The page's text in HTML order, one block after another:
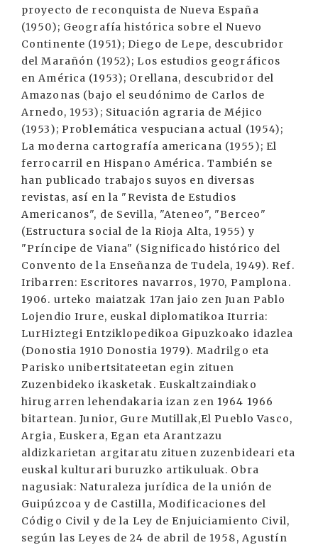
proyecto de reconquista de Nueva España
(1950); Geografía histórica sobre el Nuevo
Continente (1951); Diego de Lepe, descubridor
del Marañón (1952); Los estudios geográficos
en América (1953); Orellana, descubridor del
Amazonas (bajo el seudónimo de Carlos de
Arnedo, 1953); Situación agraria de Méjico
(1953); Problemática vespuciana actual (1954);
La moderna cartografía americana (1955); El
ferrocarril en Hispano América. También se
han publicado trabajos suyos en diversas
revistas, así en la "Revista de Estudios
Americanos", de Sevilla, "Ateneo", "Berceo"
(Estructura social de la Rioja Alta, 1955) y
"Príncipe de Viana" (Significado histórico del
Convento de la Enseñanza de Tudela, 1949). Ref.
Iribarren: Escritores navarros, 1970, Pamplona.
1906. urteko maiatzak 17an jaio zen Juan Pablo
Lojendio Irure, euskal diplomatikoa Iturria:
LurHiztegi Entziklopedikoa Gipuzkoako idazlea
(Donostia 1910 Donostia 1979). Madrilgo eta
Parisko unibertsitateetan egin zituen
Zuzenbideko ikasketak. Euskaltzaindiako
hirugarren lehendakaria izan zen 1964 1966
bitartean. Junior, Gure Mutillak,El Pueblo Vasco,
Argia, Euskera, Egan eta Arantzazu
aldizkarietan argitaratu zituen zuzenbideari eta
euskal kulturari buruzko artikuluak. Obra
nagusiak: Naturaleza jurídica de la unión de
Guipúzcoa y de Castilla, Modificaciones del
Código Civil y de la Ley de Enjuiciamiento Civil,
según las Leyes de 24 de abril de 1958, Agustín